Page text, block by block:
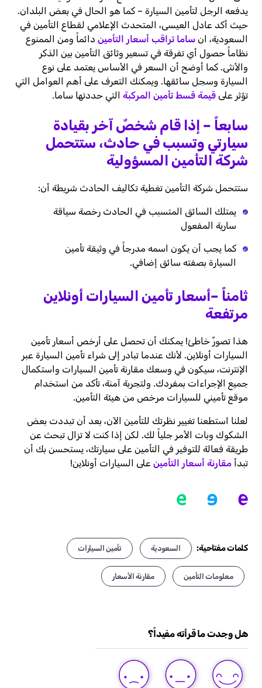
يدفعه الرجل لتأمين السيارة – كما هو الحال في بعض البلدان.
حيث أكد عادل العيسى، المتحدث الإعلامي لقطاع التأمين في
السعودية، انساما تراقب أسعار التأمين دائماً ومن الممنوع
نظاماً حصول أي تفرقة في تسعير وثائق التأمين بين الذكر
والأنثى. كما أوضح أن السعر في الأساس يعتمد على نوع
السيارة وسجل سائقها. ويمكنك التعرف على أهم العوامل التي
تؤثر على قيمة قسط تأمين المركبة التي حددتها ساما.
سابعاً – إذا قام شخصٌ آخر بقيادة
سيارتي وتسبب في حادث، ستتحمل
شركة التأمين المسؤولية
ستتحمل شركة التأمين تغطية تكاليف الحادث شريطة أن:
يمتلك السائق المتسبب في الحادث رخصة سياقة
سارية المفعول
كما يجب أن يكون اسمه مدرجاً في وثيقة تأمين
السيارة بصفته سائق إضافي.
ثامناً –أسعار تأمين السيارات أونلاين
مرتفعة
هذا تصورٌ خاطئ! يمكنك أن تحصل على أرخص أسعار تأمين
السيارات أونلاين. لأنك عندما تبادر إلى شراء تأمين السيارة عبر
الإنترنت، سيكون في وسعك مقارنة تأمين السيارات واستكمال
جميع الإجراءات بمفردك. ولتجربة آمنة، تأكد من استخدام
موقع تأميني للسيارات مرخص من هيئة التأمين.
لعلنا استطعنا تغيير نظرتك للتأمين الآن، بعد أن تبددت بعض
الشكوك وبات الأمر جلياً لك. لكن إذا كنت لا تزال تبحث عن
طريقة فعالة للتوفير في التأمين على سيارتك، يستحسن بك أن
تبدأمقارنة أسعار التأمينعلى السيارات أونلاين!
كلمات مفتاحية: السعودية تأمين السيارات
معلومات التأمين مقارنة الأسعار
هل وجدت ما قرأته مفيداً؟
LOVE
THIS
POST
LIKE
THIS
POST
DISLIKE
THIS
POST